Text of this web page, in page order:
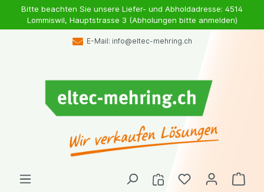
Bitte beachten Sie unsere Liefer- und Abholdadresse: 4514
Lommiswil, Hauptstrasse 3 (Abholungen bitte anmelden)
E-Mail: info@eltec-mehring.ch